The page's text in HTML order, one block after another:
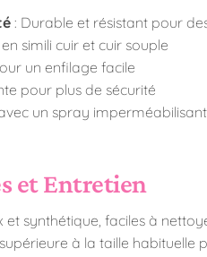
: Durable et résistant pour
simili cuir et cuir souple
un enfilage facile
pour plus de sécurité
un spray
et Entretien
et synthétique, faciles à
à la taille habituelle